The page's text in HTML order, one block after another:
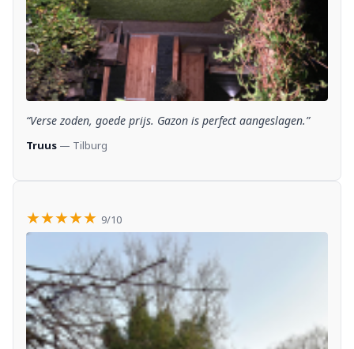
“Verse zoden, goede prijs. Gazon is perfect aangeslagen.”
Truus — Tilburg
★★★★★ 9/10